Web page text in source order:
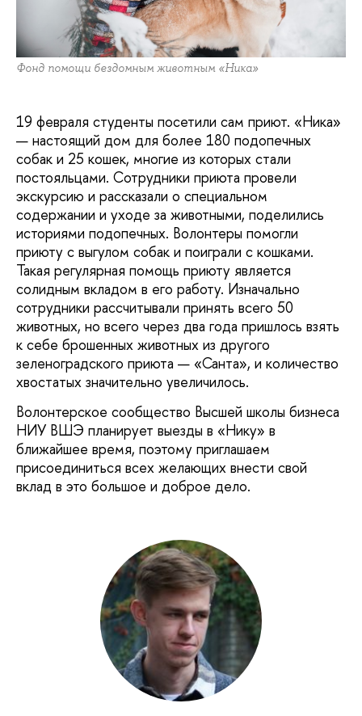
Фонд помощи бездомным животным «Ника»
19 февраля студенты посетили сам приют. «Ника»
— настоящий дом для более 180 подопечных
собак и 25 кошек, многие из которых стали
постояльцами. Сотрудники приюта провели
экскурсию и рассказали о специальном
содержании и уходе за животными, поделились
историями подопечных. Волонтеры помогли
приюту с выгулом собак и поиграли с кошками.
Такая регулярная помощь приюту является
солидным вкладом в его работу. Изначально
сотрудники рассчитывали принять всего 50
животных, но всего через два года пришлось взять
к себе брошенных животных из другого
зеленоградского приюта — «Санта», и количество
хвостатых значительно увеличилось.
Волонтерское сообщество Высшей школы бизнеса
НИУ ВШЭ планирует выезды в «Нику» в
ближайшее время, поэтому приглашаем
присоединиться всех желающих внести свой
вклад в это большое и доброе дело.